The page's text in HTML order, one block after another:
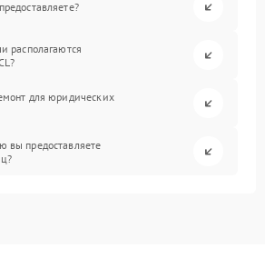
располагаются
для юридических
вы предоставляете